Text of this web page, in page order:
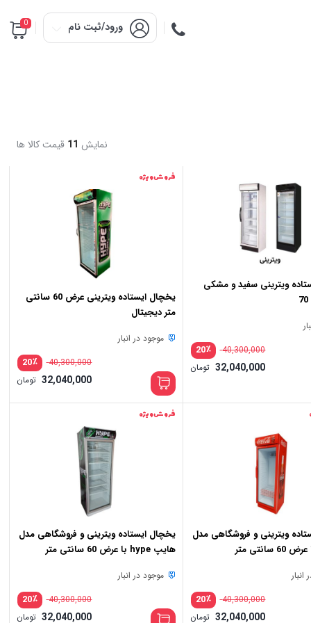
ورود/ثبت نام 0
نمایش 11 قیمت کالا ها
40,300,000 تومان
ویترینی سفید و مشکی
٪20 40,300,000
32,040,000 تومان
فروش ویژه
یخچال ایستاده ویترینی عرض 60 سانتی
متر دیجیتال
موجود در انبار
٪20 40,300,000
بود.
32,040,000 تومان
ویترینی و فروشگاهی مدل
متر
٪20 40,300,000
قیمت 32,040,000 تومان
فروش ویژه
یخچال ایستاده ویترینی و فروشگاهی مدل
هایپ hype با عرض 60 سانتی متر
موجود در انبار
٪20 40,300,000
32,040,000 تومان